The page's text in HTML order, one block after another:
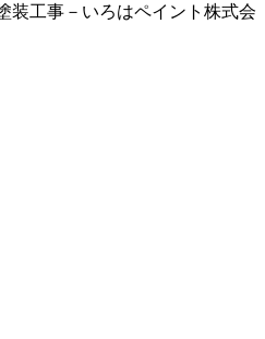
装工事－いろはペイント株式会